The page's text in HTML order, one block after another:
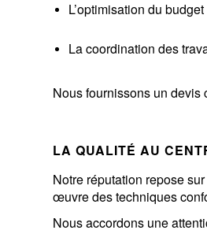
L’optimisation du budget
La coordination des
Nous fournissons un devis
LA QUALITÉ AU
Notre réputation repose
œuvre des techniques
Nous accordons une